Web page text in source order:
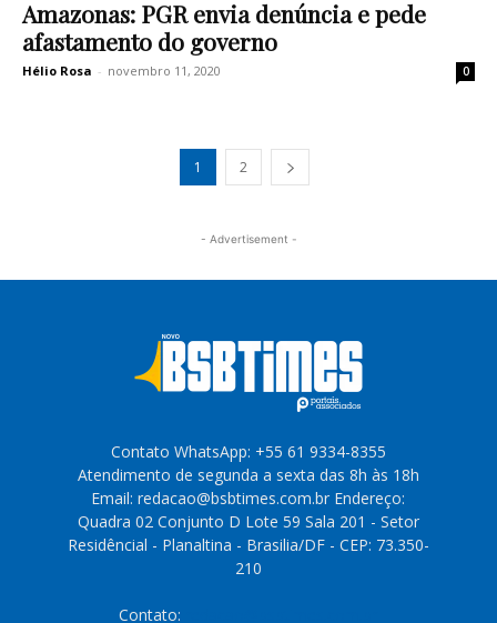
Amazonas: PGR envia denúncia e pede
afastamento do governo
Hélio Rosa - novembro 11, 2020 0
1 2
- Advertisement -
Contato WhatsApp: +55 61 9334-8355
Atendimento de segunda a sexta das 8h às 18h
Email: redacao@bsbtimes.com.br Endereço:
Quadra 02 Conjunto D Lote 59 Sala 201 - Setor
Residêncial - Planaltina - Brasilia/DF - CEP: 73.350-
210
Contato: